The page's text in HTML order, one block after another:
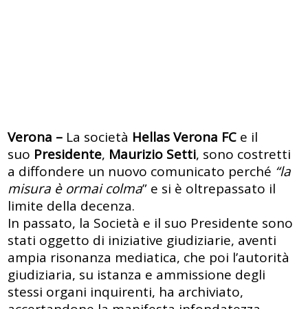
Verona – La società Hellas Verona FC e il
suo Presidente, Maurizio Setti, sono costretti
a diffondere un nuovo comunicato perché “la
misura è ormai colma” e si è oltrepassato il
limite della decenza.
In passato, la Società e il suo Presidente sono
stati oggetto di iniziative giudiziarie, aventi
ampia risonanza mediatica, che poi l’autorità
giudiziaria, su istanza e ammissione degli
stessi organi inquirenti, ha archiviato,